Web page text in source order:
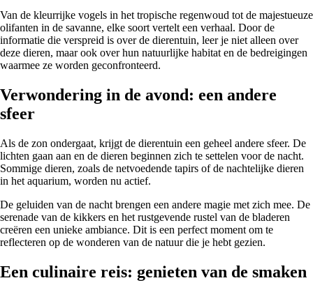
Van de kleurrijke vogels in het tropische regenwoud tot de majestueuze
olifanten in de savanne, elke soort vertelt een verhaal. Door de
informatie die verspreid is over de dierentuin, leer je niet alleen over
deze dieren, maar ook over hun natuurlijke habitat en de bedreigingen
waarmee ze worden geconfronteerd.
Verwondering in de avond: een andere
sfeer
Als de zon ondergaat, krijgt de dierentuin een geheel andere sfeer. De
lichten gaan aan en de dieren beginnen zich te settelen voor de nacht.
Sommige dieren, zoals de netvoedende tapirs of de nachtelijke dieren
in het aquarium, worden nu actief.
De geluiden van de nacht brengen een andere magie met zich mee. De
serenade van de kikkers en het rustgevende rustel van de bladeren
creëren een unieke ambiance. Dit is een perfect moment om te
reflecteren op de wonderen van de natuur die je hebt gezien.
Een culinaire reis: genieten van de smaken